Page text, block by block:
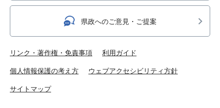
県政へのご意見・ご提案
リンク・著作権・免責事項 利用ガイド
個人情報保護の考え方 ウェブアクセシビリティ方針
サイトマップ